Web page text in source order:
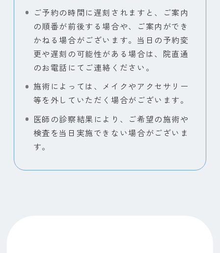
ご予約の時間に遅刻されますと、ご案内
の順番が前後する場合や、ご案内ができ
かねる場合がございます。当日の予約変
更や遅刻の可能性がある場合は、院直通
のお電話にてご連絡ください。
施術によっては、メイクやアクセサリー
等を外していただく場合がございます。
医師の診察結果により、ご希望の施術や
検査を当日実施できない場合がございま
す。